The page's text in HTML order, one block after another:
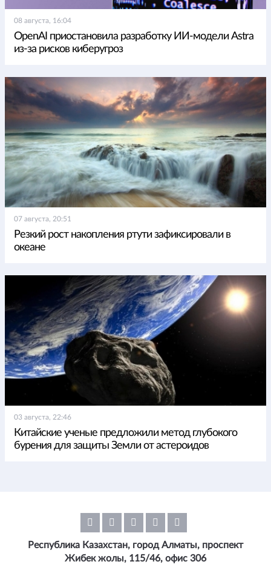
08 августа, 16:04
OpenAI приостановила разработку ИИ-модели Astra
из-за рисков киберугроз
07 августа, 20:51
Резкий рост накопления ртути зафиксировали в
океане
03 августа, 22:46
Китайские ученые предложили метод глубокого
бурения для защиты Земли от астероидов
Республика Казахстан, город Алматы, проспект
Жибек жолы, 115/46, офис 306